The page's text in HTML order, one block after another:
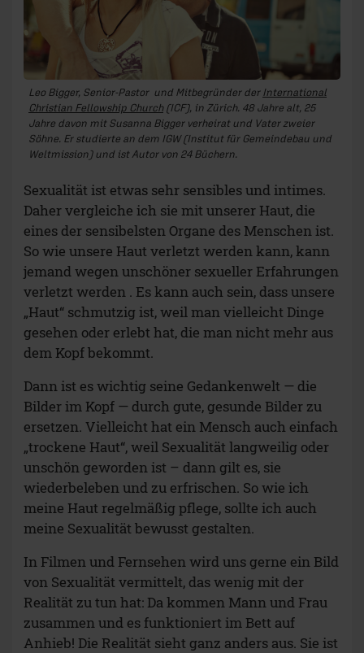
Leo Bigger, Senior-Pastor und Mitbegründer der International
Christian Fellowship Church(ICF), in Zürich. 48 Jahre alt, 25
Jahre davon mit Susanna Bigger verheirat und Vaterzweier
Söhne. Er studierte an dem IGW (Institut für Gemeindebau und
Weltmission) und ist Autor von 24 Büchern.
Sexualität ist etwas sehr sensibles und intimes.
Daher vergleiche ich sie mit unserer Haut, die
eines der sensibelsten Organe des Menschen ist.
So wie unsere Haut verletzt werden kann, kann
jemand wegen unschöner sexueller Erfahrungen
verletzt werden . Es kann auch sein, dass unsere
„Haut“ schmutzig ist, weil man vielleicht Dinge
gesehen oder erlebt hat, die man nicht mehr aus
dem Kopf bekommt.
Dann ist es wichtig seine Gedankenwelt — die
Bilder im Kopf — durch gute, gesunde Bilder zu
ersetzen. Vielleicht hat ein Mensch auch einfach
„trockene Haut“, weil Sexualität langweilig oder
unschön geworden ist – dann gilt es, sie
wiederbeleben und zu erfrischen. So wie ich
meine Haut regelmäßig pflege, sollte ich auch
meine Sexualität bewusst gestalten.
In Filmen und Fernsehen wird uns gerne ein Bild
von Sexualität vermittelt, das wenig mit der
Realität zu tun hat: Da kommen Mann und Frau
zusammen und es funktioniert im Bett auf
Anhieb! Die Realität sieht ganz anders aus. Sie ist